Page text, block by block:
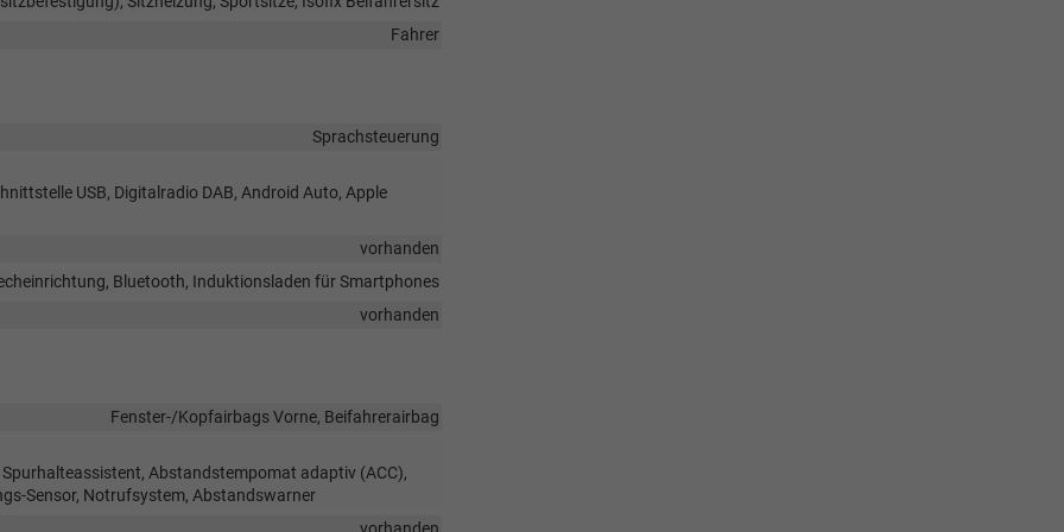
Fahrer
Sprachsteuerung
USB, Digitalradio DAB, Android Auto, Apple
vorhanden
Bluetooth, Induktionsladen für Smartphones
vorhanden
Fenster-/Kopfairbags Vorne, Beifahrerairbag
Abstandstempomat adaptiv (ACC),
Sensor, Notrufsystem, Abstandswarner
vorhanden